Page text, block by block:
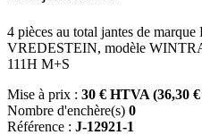
4 pièces au total jantes de
VREDESTEIN, modèle
111H M+S
Mise à prix : 30 € HTVA (36,30
Nombre d'enchère(s) 0
Référence : J-12921-1